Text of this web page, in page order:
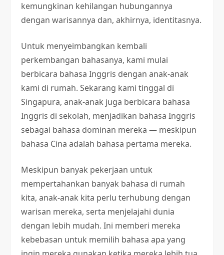
kemungkinan kehilangan hubungannya
dengan warisannya dan, akhirnya, identitasnya.
Untuk menyeimbangkan kembali
perkembangan bahasanya, kami mulai
berbicara bahasa Inggris dengan anak-anak
kami di rumah. Sekarang kami tinggal di
Singapura, anak-anak juga berbicara bahasa
Inggris di sekolah, menjadikan bahasa Inggris
sebagai bahasa dominan mereka — meskipun
bahasa Cina adalah bahasa pertama mereka.
Meskipun banyak pekerjaan untuk
mempertahankan banyak bahasa di rumah
kita, anak-anak kita perlu terhubung dengan
warisan mereka, serta menjelajahi dunia
dengan lebih mudah. Ini memberi mereka
kebebasan untuk memilih bahasa apa yang